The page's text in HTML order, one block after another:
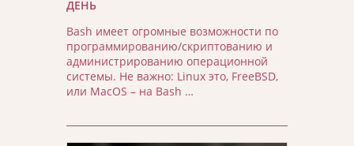
ДЕНЬ
Bash имеет огромные возможности по
программированию/скриптованию и
администрированию операционной
системы. Не важно: Linux это, FreeBSD,
или MacOS – на Bash …